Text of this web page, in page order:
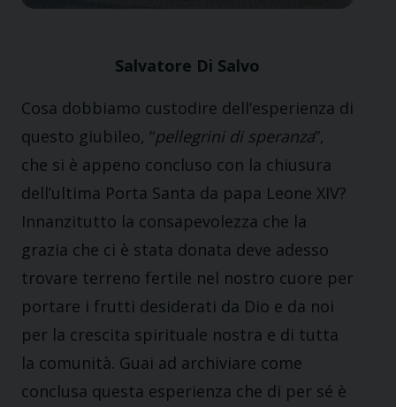
Salvatore Di Salvo
Cosa dobbiamo custodire dell’esperienza di
questo giubileo, “pellegrini di speranza”,
che si è appeno concluso con la chiusura
dell’ultima Porta Santa da papa Leone XIV?
Innanzitutto la consapevolezza che la
grazia che ci è stata donata deve adesso
trovare terreno fertile nel nostro cuore per
portare i frutti desiderati da Dio e da noi
per la crescita spirituale nostra e di tutta
la comunità. Guai ad archiviare come
conclusa questa esperienza che di per sé è